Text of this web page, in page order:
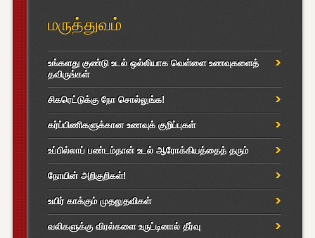
மருத்துவம்
உங்களது குண்டு உடல் ஒல்லியாக வெள்ளை உணவுகளைத்
தவிருங்கள்
சிகரெட்டுக்கு நோ சொல்லுங்க!
கர்ப்பிணிகளுக்கான உணவுக் குறிப்புகள்
உப்பில்லாப் பண்டம்தான் உடல் ஆரோக்கியத்தைத் தரும்
நோயின் அறிகுறிகள்!
உயிர் காக்கும் முதலுதவிகள்
வலிகளுக்கு விரல்களை உருட்டினால் தீர்வு